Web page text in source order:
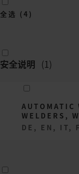
全选 ( 4 )
安全说明 (1)
AUTOMATIC
WELDERS,
DE, EN, IT,